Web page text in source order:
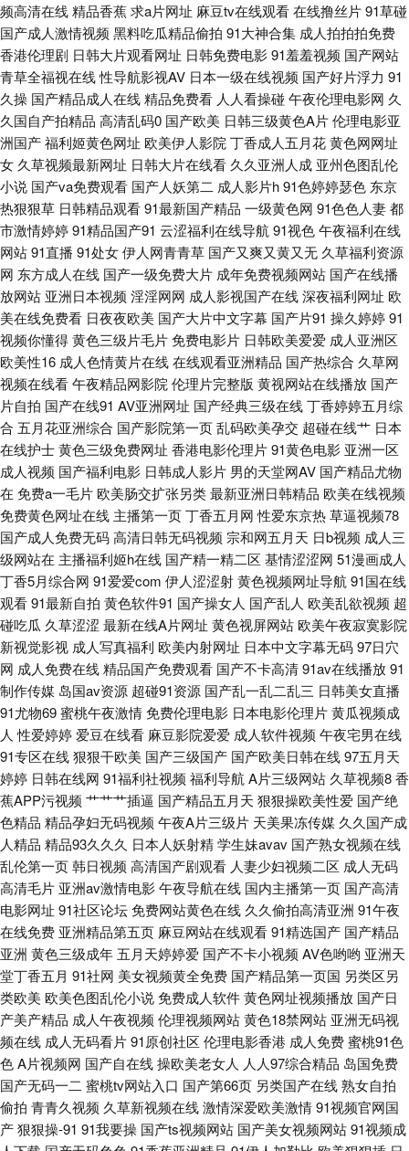
航 韩国操逼剧场 久久神马 欧美在线视频a 日韩午夜成人网站 午夜狼窝AV 91
红桃福利 av综合导航 福利AV片 黄色A片人与兽 免费性片 日本视频专区 偷拍
偷窥婷婷视频 伊人伊人网 99伊人大香 人人艹超碰 a含羞草无码视 国产老熟
女ass 老司机AVAV 欧美一级性爱a片 深夜寂寞影院 亚洲色图成人套图 91精
品孕妇系列 a片专区 福利淫导航 久久瑟色 日本高清色www 婷婷多水 在线观
看肏屄视频 97超碰人妻 成人AV社区 国内视频自拍 久热草福利导航 欧美一
二三四操 婷婷色情网 宅男宅女AV在线 97色色国产 成人轮奸合集网 国产自
偷自拍 麻豆爱爱爱 人妻福利导航 五月天色婷姐 最新地址91 97麻豆传媒国产
国产精品播放 老师美女丝袜啪啪 青娱乐青娱乐54 91美女免费黑料 www黄色
片91 国模冰冰 老湿机香蕉久久 人妻丝袜中文字幕 伊人综合香蕉另类 99瑟瑟
图 国产内射视频 老湿影院V48 人人变态另类av 婷婷大香蕉福利 91白丝在线
看 AV免费在线精东 福利社影院 老司机色色 日韩AV色美眉 亚洲老湿机久久
91下载入口桃色 超碰蝴蝶乐 国产在线理论片a 六月天成人导航 日本理论53
水 91最新免费网址 李宗瑞乱淫 日韩一及 亚洲中文字幕aw 91在线不卡 成人
日本三级 韩日三级网站 男女91免费观看 日韩天堂 亚洲女人含羞草 97资源在
线视频 国产极品蜜臀毛片 另类图片欧美色图 日韩首页 亚洲五月天偷拍 99精
品自拍 抖阴精品在线大全 久草国产免费 青青娱乐91 亚洲一线网站 AV地址
不卡免费 国产精品国产自产 美女深夜福利91 日韩欧美精品撸 亚洲一二三元
码 91在线婷婷超碰 大香蕉av网站 老司机天堂 三级成人网址 91av福利 白丝
自慰在线 海角tv91 内射国产 日韩中文在线一区 影音先锋色天堂 www国产91
狠狠肏成人专区 日本五区视频 尤物午夜福利在线 成人AV线上看 久草作爱 日
韩肏屄视频 亚洲天堂激情网 97在线资源 国产51精品 老湿福利影院 网站美女
色色欧美 www春色国产
频高清在线精品香蕉求a片网址 麻豆tv在线观看在线撸丝片91草碰
国产成人激情视频 黑料吃瓜精品偷拍 91大神合集 成人拍拍拍免费
香港伦理剧 日韩大片观看网址 日韩免费电影91羞羞视频 国产网站
青草全福视在线性导航影视AV 日本一级在线视频 国产好片浮力 91
久操 国产精品成人在线精品免费看 人人看操碰午夜伦理电影网 久
久国自产拍精品 高清乱码0 国产欧美 日韩三级黄色A片伦理电影亚
洲国产福利姬黄色网址 欧美伊人影院 丁香成人五月花黄色网网址
女 久草视频最新网址 日韩大片在线看 久久亚洲人成 亚州色图乱伦
小说 国产va免费观看 国产人妖第二 成人影片h91色婷婷瑟色 东京
热狠狠草 日韩精品观看91最新国产精品 一级黄色网 91色色人妻都
市激情婷婷91精品国产91 云涩福利在线导航 91视色午夜福利在线
网站91直播 91处女伊人网青青草 国产又爽又黄又无 久草福利资源
网 东方成人在线 国产一级免费大片 成年免费视频网站 国产在线播
放网站 亚洲日本视频 淫淫网网 成人影视国产在线深夜福利网址 欧
美在线免费看 日夜夜欧美 国产大片中文字幕 国产片91 操久婷婷91
视频你懂得黄色三级片毛片免费电影片 日韩欧美爱爱 成人亚洲区
欧美性16 成人色情黄片在线在线观看亚洲精品 国产热综合 久草网
视频在线看午夜精品网影院 伦理片完整版 黄视网站在线播放 国产
片自拍 国产在线91 AV亚洲网址 国产经典三级在线丁香婷婷五月综
合 五月花亚洲综合 国产影院第一页乱码欧美孕交 超碰在线艹 日本
在线护士黄色三级免费网址 香港电影伦理片91黄色电影 亚洲一区
成人视频 国产福利电影 日韩成人影片 男的天堂网AV 国产精品尤物
在 免费a一毛片 欧美肠交扩张另类最新亚洲日韩精品 欧美在线视频
免费黄色网址在线 主播第一页丁香五月网 性爱东京热草逼视频78
国产成人免费无码高清日韩无码视频 宗和网五月天 日b视频 成人三
级网站在 主播福利姬h在线 国产精一精二区 基情涩涩网 51漫画成人
丁香5月综合网 91爱爱com 伊人涩涩射黄色视频网址导航 91国在线
观看91最新自拍 黄色软件91 国产操女人 国产乱人 欧美乱欲视频 超
碰吃瓜 久草涩涩 最新在线A片网址 黄色视屏网站 欧美午夜寂寞影院
新视觉影视 成人写真福利 欧美内射网址 日本中文字幕无码97日穴
网 成人免费在线精品国产免费观看 国产不卡高清91av在线播放91
制作传媒 岛国av资源 超碰91资源 国产乱一乱二乱三 日韩美女直播
91尤物69蜜桃午夜激情免费伦理电影 日本电影伦理片黄瓜视频成
人 性爱婷婷 爱豆在线看 麻豆影院爱爱 成人软件视频 午夜宅男在线
91专区在线狠狠干欧美 国产三级国产 国产欧美日韩在线97五月天
婷婷 日韩在线网 91福利社视频 福利导航 A片三级网站 久草视频8香
蕉APP污视频 艹艹艹插逼 国产精品五月天 狠狠操欧美性爱 国产绝
色精品 精品孕妇无码视频 午夜A片三级片 天美果冻传媒 久久国产成
人精品 精品93久久久 日本人妖射精学生妹avav 国产熟女视频在线
乱伦第一页韩日视频 高清国产剧观看 人妻少妇视频二区 成人无码
高清毛片 亚洲av激情电影午夜导航在线 国内主播第一页 国产高清
电影网址 91社区论坛免费网站黄色在线 久久偷拍高清亚洲 91午夜
在线免费 亚洲精品第五页 麻豆网站在线观看91精选国产 国产精品
亚洲 黄色三级成年 五月天婷婷爱 国产不卡小视频 AV色哟哟 亚洲天
堂丁香五月 91社网 美女视频黄全免费 国产精品第一页国 另类区另
类欧美 欧美色图乱伦小说免费成人软件黄色网址视频播放 国产日
产美产精品 成人午夜视频 伦理视频网站黄色18禁网站 亚洲无码视
频在线 成人无码看片91原创社区 伦理电影香港 成人免费蜜桃91色
色A片视频网 国产自在线操欧美老女人 人人97综合精品 岛国免费
国产无码一二 蜜桃tv网站入口 国产第66页 另类国产在线熟女自拍
偷拍 青青久视频 久草新视频在线激情深爱欧美激情91视频官网国
产狠狠操-91 91我要操 国产ts视频网站 国产美女视频网站91视频成